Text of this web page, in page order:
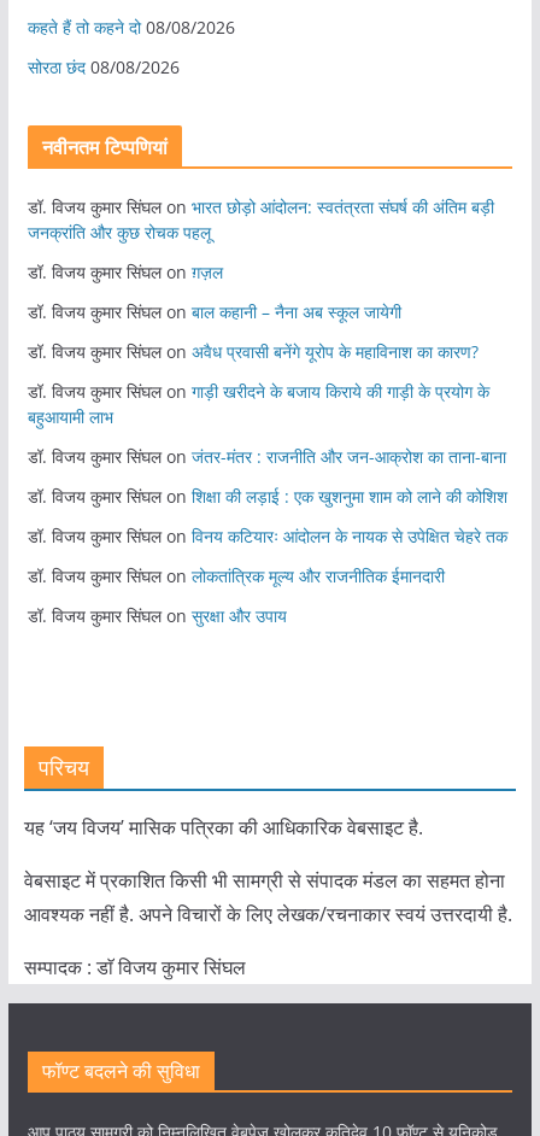
कहते हैं तो कहने दो 08/08/2026
सोरठा छंद 08/08/2026
नवीनतम टिप्पणियां
डॉ. विजय कुमार सिंघलon भारत छोड़ो आंदोलन: स्वतंत्रता संघर्ष की अंतिम बड़ी
जनक्रांति और कुछ रोचक पहलू
डॉ. विजय कुमार सिंघलon ग़ज़ल
डॉ. विजय कुमार सिंघलon बाल कहानी – नैना अब स्कूल जायेगी
डॉ. विजय कुमार सिंघलon अवैध प्रवासी बनेंगे यूरोप के महाविनाश का कारण?
डॉ. विजय कुमार सिंघलon गाड़ी खरीदने के बजाय किराये की गाड़ी के प्रयोग के
बहुआयामी लाभ
डॉ. विजय कुमार सिंघलon जंतर-मंतर : राजनीति और जन-आक्रोश का ताना-बाना
डॉ. विजय कुमार सिंघलon शिक्षा की लड़ाई : एक खुशनुमा शाम को लाने की कोशिश
डॉ. विजय कुमार सिंघलon विनय कटियारः आंदोलन के नायक से उपेक्षित चेहरे तक
डॉ. विजय कुमार सिंघलon लोकतांत्रिक मूल्य और राजनीतिक ईमानदारी
डॉ. विजय कुमार सिंघलon सुरक्षा और उपाय
परिचय
यह ‘जय विजय’ मासिक पत्रिका की आधिकारिक वेबसाइट है.
वेबसाइट में प्रकाशित किसी भी सामग्री से संपादक मंडल का सहमत होना
आवश्यक नहीं है. अपने विचारों के लिए लेखक/रचनाकार स्वयं उत्तरदायी है.
सम्पादक : डाॅ विजय कुमार सिंघल
फॉण्ट बदलने की सुविधा
आप पाठ्य सामग्री को निम्नलिखित वेबपेज खोलकर कृतिदेव 10 फॉण्ट से यूनिकोड